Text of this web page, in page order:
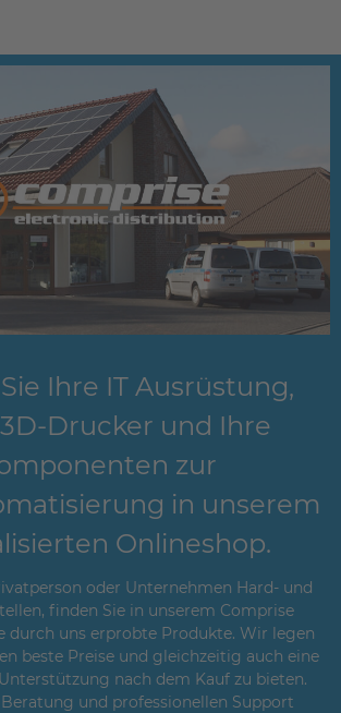
Ihre IT Ausrüstung,
Drucker und Ihre
zur
in unserem
Onlineshop.
oder Unternehmen Hard- und
finden Sie in unserem Comprise
durch uns erprobte Produkte. Wir legen
beste Preise und gleichzeitig auch eine
nach dem Kauf zu bieten.
und professionellen Support